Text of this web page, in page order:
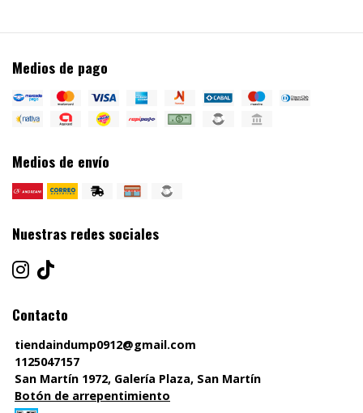
Medios de pago
Medios de envío
Nuestras redes sociales
Contacto
tiendaindump0912@gmail.com
1125047157
San Martín 1972, Galería Plaza, San Martín
Botón de arrepentimiento